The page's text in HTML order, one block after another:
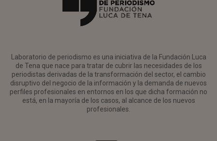
Laboratorio de periodismo es una iniciativa de la Fundación Luca
de Tena que nace para tratar de cubrir las necesidades de los
periodistas derivadas de la transformación del sector, el cambio
disruptivo del negocio de la información y la demanda de nuevos
perfiles profesionales en entornos en los que dicha formación no
está, en la mayoría de los casos, al alcance de los nuevos
profesionales.